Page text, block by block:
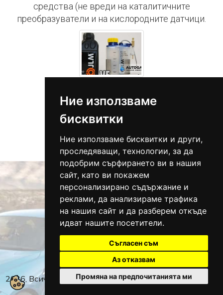
Ние използваме
бисквитки
Ние използваме бисквитки и други,
проследяващи, технологии, за да
подобрим сърфирането ви в нашия
сайт, като ви покажем
персонализирано съдържание и
реклами, да анализираме трафика
на нашия сайт и да разберем откъде
идват нашите посетители.
Съгласен съм
Аз отказвам
Промяна на предпочитанията ми
средства (не вреди на каталитичните
преобразуватели и на кислородните датчици.
Всички
Велико Търново:0876 994 406
Хасково:0886 425 912
info@autogas.bg
2026, Всички права запазени.Политика за защита на